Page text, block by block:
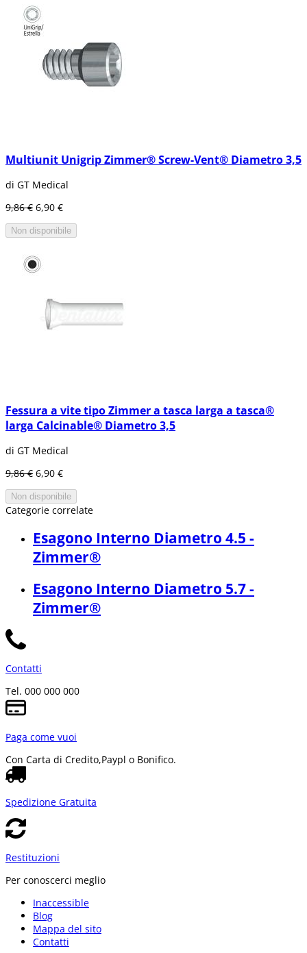
Multiunit Unigrip Zimmer® Screw-Vent® Diametro 3,5
di GT Medical
9,86 € 6,90 €
Non disponibile
Fessura a vite tipo Zimmer a tasca larga a tasca®
larga Calcinable® Diametro 3,5
di GT Medical
9,86 € 6,90 €
Non disponibile
Categorie correlate
Esagono Interno Diametro 4.5 -
Zimmer®
Esagono Interno Diametro 5.7 -
Zimmer®
Contatti
Tel. 000 000 000
Paga come vuoi
Con Carta di Credito,Paypl o Bonifico.
Spedizione Gratuita
Restituzioni
Per conoscerci meglio
Inaccessible
Blog
Mappa del sito
Contatti